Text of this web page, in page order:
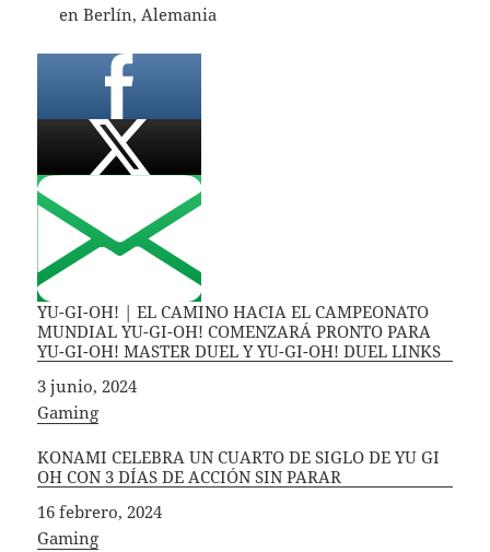
en Berlín, Alemania
YU-GI-OH! | EL CAMINO HACIA EL CAMPEONATO
MUNDIAL YU-GI-OH! COMENZARÁ PRONTO PARA
YU-GI-OH! MASTER DUEL Y YU-GI-OH! DUEL LINKS
Fecha
3 junio, 2024
In relation to
Gaming
KONAMI CELEBRA UN CUARTO DE SIGLO DE YU GI
OH CON 3 DÍAS DE ACCIÓN SIN PARAR
Fecha
16 febrero, 2024
In relation to
Gaming